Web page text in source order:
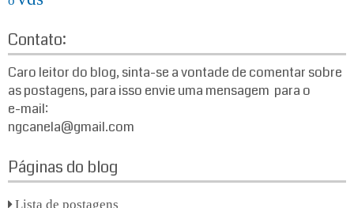
Contato:
Caro leitor do blog, sinta-se a vontade de comentar sobre
as postagens, para isso envie uma mensagem para o
e-mail:
ngcanela@gmail.com
Páginas do blog
Lista de postagens